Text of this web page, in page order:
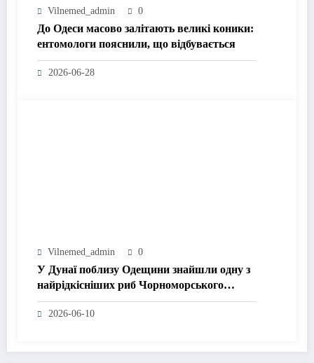
Vilnemed_admin 0
До Одеси масово залітають великі коники:
ентомологи пояснили, що відбувається
2026-06-28
Vilnemed_admin 0
У Дунаї поблизу Одещини знайшли одну з
найрідкісніших риб Чорноморського
басейну
2026-06-10